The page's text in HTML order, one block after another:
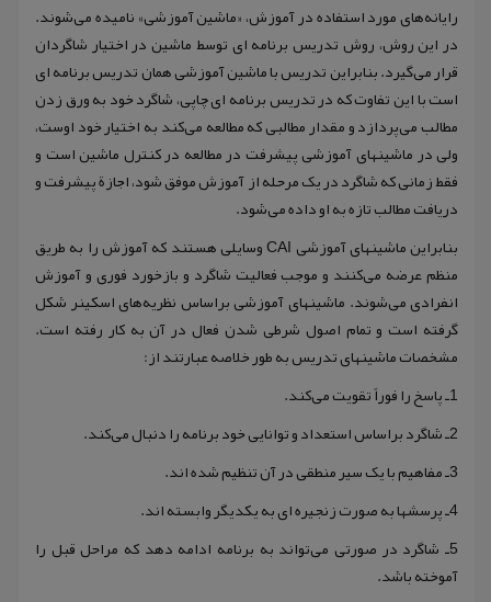
رایانه‌های مورد استفاده در آموزش، «ماشین آموزشی» نامیده می‌شوند.
در این روش، روش تدریس برنامه ای توسط ماشین در اختیار شاگردان
قرار می‌گیرد. بنابراین تدریس با ماشین آموزشی همان تدریس برنامه ای
است با این تفاوت که در تدریس برنامه ای چاپی، شاگرد خود به ورق زدن
مطالب می‌پردازد و مقدار مطالبی که مطالعه می‌کند به اختیار خود اوست،
ولی در ماشینهای آموزشی پیشرفت در مطالعه در کنترل ماشین است و
فقط زمانی که شاگرد در یک مرحله از آموزش موفق شود، اجازة پیشرفت و
دریافت مطالب تازه به او داده می‌شود.
بنابراین ماشینهای آموزشی CAI وسایلی هستند که آموزش را به طریق
منظم عرضه می‌کنند و موجب فعالیت شاگرد و بازخورد فوری و آموزش
انفرادی می‌شوند. ماشینهای آموزشی براساس نظریه‌های اسکینر شکل
گرفته است و تمام اصول شرطی شدن فعال در آن به کار رفته است.
مشخصات ماشینهای تدریس به طور خلاصه عبارتند از:
1ـ پاسخ را فوراً تقویت می‌کند.
2ـ شاگرد براساس استعداد و توانایی خود برنامه را دنبال می‌کند.
3ـ مفاهیم با یک سیر منطقی در آن تنظیم شده اند.
4ـ پرسشها به صورت زنجیره ای به یکدیگر وابسته اند.
5ـ شاگرد در صورتی می‌تواند به برنامه ادامه دهد که مراحل قبل را
آموخته باشد.